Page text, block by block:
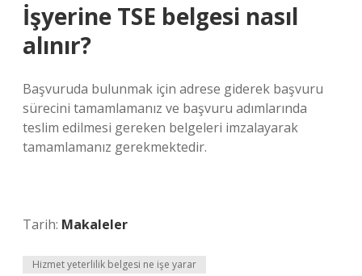
İşyerine TSE belgesi nasıl
alınır?
Başvuruda bulunmak için adrese giderek başvuru
sürecini tamamlamanız ve başvuru adımlarında
teslim edilmesi gereken belgeleri imzalayarak
tamamlamanız gerekmektedir.
Tarih: Makaleler
Hizmet yeterlilik belgesi ne işe yarar